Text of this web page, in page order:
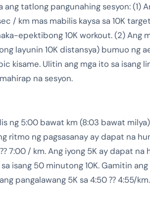
tatlong pangunahing sesyon: (1)
/ km mas mabilis kaysa sa 10K
epektibong 10K workout. (2) Ang
layunin 10K distansya) bumuo ng
kisame. Ulitin ang mga ito sa isang
na sesyon.
ng 5:00 bawat km (8:03 bawat
ritmo ng pagsasanay ay dapat na
7:00 / km. Ang iyong 5K ay dapat
isang 50 minutong 10K. Gamitin
pangalawang 5K sa 4:50 ⁇ 4:55/km.